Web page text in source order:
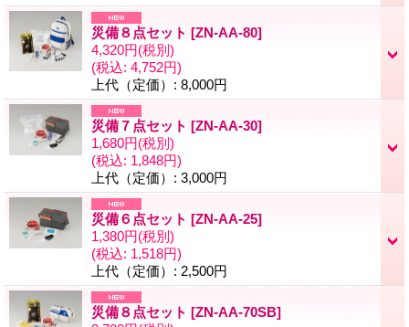
災備８点セット [ZN-AA-80]
4,320円(税別)
(税込: 4,752円)
上代（定価） : 8,000円
災備７点セット [ZN-AA-30]
1,680円(税別)
(税込: 1,848円)
上代（定価） : 3,000円
災備６点セット [ZN-AA-25]
1,380円(税別)
(税込: 1,518円)
上代（定価） : 2,500円
災備８点セット [ZN-AA-70SB]